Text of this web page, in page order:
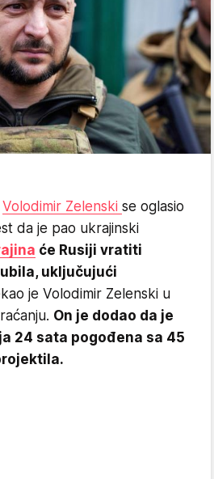
Volodimir Zelenski se oglasio
da je pao ukrajinski
će Rusiji vratiti
uključujući
je Volodimir Zelenski u
On je dodao da je
24 sata pogođena sa 45